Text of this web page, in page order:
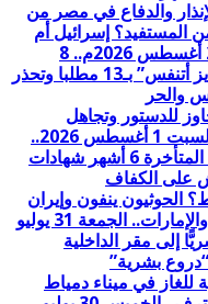
والدفاع في مصر من
ومن المستفيد؟ إسرائيل أم
إيران؟ وأين الأوكتاجون؟.. الأحد 2 أغسطس 2026م.. 8
منظمات حقوقية تختتم حملة “عايز أتنفس” بـ13 مطلبا وتحذر
والحر
للدستور وتجاهل
للأزمات الاقتصادية والمعيشية.. السبت 1 أغسطس 2026..
أوضاع قاسية لأصحاب المعاشات المتأخرة 6 أشهر شهادات
على الكفاف
ينفون وإيران
تتهم اسرائيل وبروز اسم أوكرانيا والإمارات.. الجمعة 31 يوليو
إلى مقر الداخلية
“دروع بشرية”
في ميناء دمياط